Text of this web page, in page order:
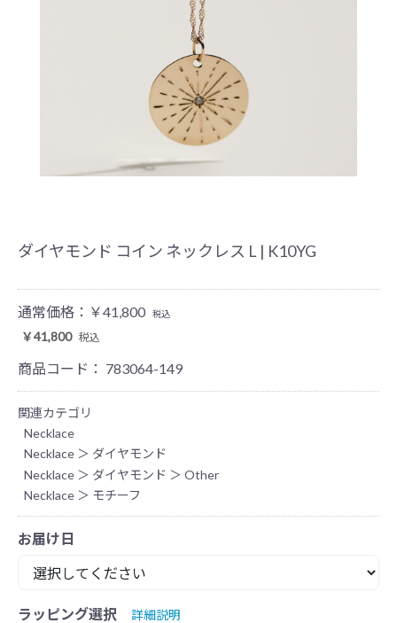
ダイヤモンド コイン ネックレス L | K10YG
通常価格： ￥41,800 税込
￥41,800 税込
商品コード： 783064-149
関連カテゴリ
Necklace
Necklace ＞ ダイヤモンド
Necklace ＞ ダイヤモンド ＞ Other
Necklace ＞ モチーフ
お届け日
ラッピング選択 詳細説明